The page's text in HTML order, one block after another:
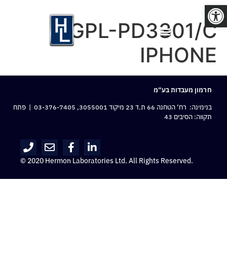
פתח סרגל נגישות
GPL-PD3301/C
IPHONE
חרמון מעבדות בע“מ
בנימינה: רח‘ הטחנה 66 ת.ד 23 מיקוד 3055001,
03-376-7405 | פתח
תקווה: הסיבים 43
© 2020 Hermon Laboratories Ltd. All Rights Reserved.